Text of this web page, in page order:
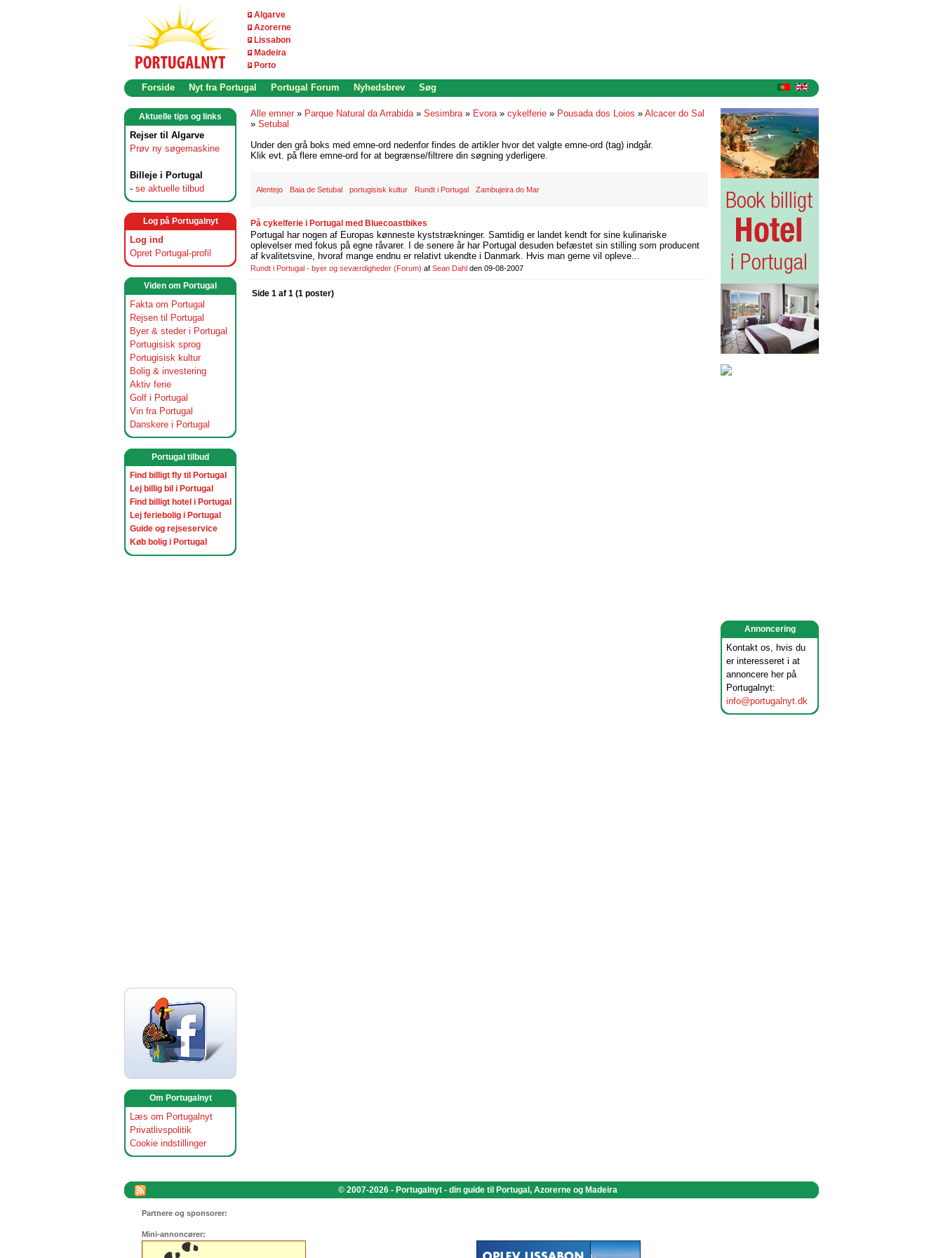
Algarve
Azorerne
Lissabon
Madeira
Porto
Forside Nyt fra Portugal Portugal Forum Nyhedsbrev Søg
Annoncering
Kontakt os, hvis du
er interesseret i at
annoncere her på
Portugalnyt:
info@portugalnyt.dk
Aktuelle tips og links
Rejser til Algarve
Prøv ny søgemaskine
Billeje i Portugal
- se aktuelle tilbud
Log på Portugalnyt
Log ind
Opret Portugal-profil
Viden om Portugal
Fakta om Portugal
Rejsen til Portugal
Byer & steder i Portugal
Portugisisk sprog
Portugisisk kultur
Bolig & investering
Aktiv ferie
Golf i Portugal
Vin fra Portugal
Danskere i Portugal
Portugal tilbud
Find billigt fly til Portugal
Lej billig bil i Portugal
Find billigt hotel i Portugal
Lej feriebolig i Portugal
Guide og rejseservice
Køb bolig i Portugal
Om Portugalnyt
Læs om Portugalnyt
Privatlivspolitik
Cookie indstillinger
Alle emner » Parque Natural da Arrabida» Sesimbra» Evora» cykelferie » Pousada dos Loios » Alcacer do Sal
» Setubal
Under den grå boks med emne-ord nedenfor findes de artikler hvor det valgte emne-ord (tag) indgår.
Klik evt. på flere emne-ord for at begrænse/filtrere din søgning yderligere.
Alentejo Baia de Setubal portugisisk kultur Rundt i Portugal Zambujeira do Mar
På cykelferie i Portugal med Bluecoastbikes
Portugal har nogen af Europas kønneste kyststrækninger. Samtidig er landet kendt for sine kulinariske
oplevelser med fokus på egne råvarer. I de senere år har Portugal desuden befæstet sin stilling som producent
af kvalitetsvine, hvoraf mange endnu er relativt ukendte i Danmark. Hvis man gerne vil opleve...
Rundt i Portugal - byer og seværdigheder (Forum) af Sean Dahl den 09-08-2007
Side 1 af 1 (1 poster)
© 2007-2026 - Portugalnyt - din guide til Portugal, Azorerne og Madeira
Partnere og sponsorer:
Mini-annoncører: